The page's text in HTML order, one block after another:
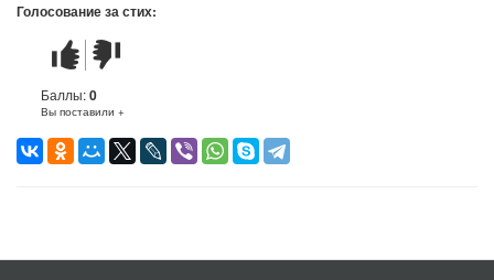
Голосование за стих:
Стих
понравился
Стих
не
понравился
Баллы:0
Вы поставили +